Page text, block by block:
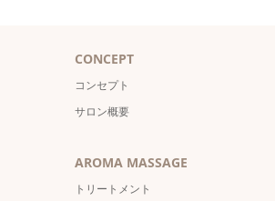
CONCEPT
コンセプト
サロン概要
AROMA MASSAGE
トリートメント